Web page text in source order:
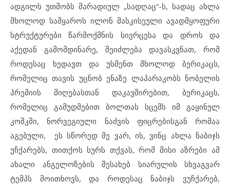
ადგილს უთმობს მარადიულ „სადღაც“-ს, სადაც ახლა
მხოლოდ სამყაროს ილონ მასკისეული ავადმყოფური
სტრუქტურები წარმოქმნის სივრცესა და დროს და
აქედან გამომდინარე, შეიძლება დავასკვნათ, რომ
როდესაც ხედავთ და უსმენთ მხოლოდ ბერიკაცს,
რომელიც თავის უცნობ ენაზე ლაპარაკობს ნობელის
პრემიის მიღებასთან დაკავშირებით, ბერიკაცს,
რომელიც გამუდმებით ბოლთას სცემს იმ გაყინულ
კოშკში, ნორვეგიული ნაძვის ფიცრებისგან რომაა
აგებული, ეს სწორედ მე ვარ, ის, ვინც ახლა ნაბიჯს
უჩქარებს, თითქოს სურს თქვას, რომ მისი აზრები ამ
ახალი ანგელოზების შესახებ სიარულის სხვაგვარ
ტემპს მოითხოვს, და როდესაც ნაბიჯს ვუჩქარებ,